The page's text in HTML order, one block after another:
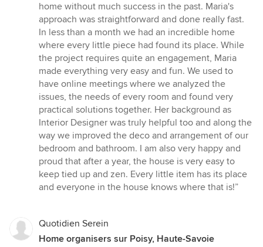
5
étoiles
sur
5
home without much success in the past. Maria's
approach was straightforward and done really fast.
In less than a month we had an incredible home
where every little piece had found its place. While
the project requires quite an engagement, Maria
made everything very easy and fun. We used to
have online meetings where we analyzed the
issues, the needs of every room and found very
practical solutions together. Her background as
Interior Designer was truly helpful too and along the
way we improved the deco and arrangement of our
bedroom and bathroom. I am also very happy and
proud that after a year, the house is very easy to
keep tied up and zen. Every little item has its place
and everyone in the house knows where that is!”
Quotidien Serein
Home organisers sur Poisy, Haute-Savoie